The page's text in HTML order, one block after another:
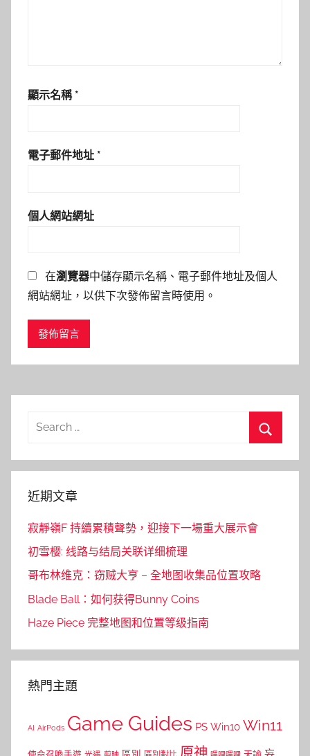
顯示名稱 *
電子郵件地址 *
個人網站網址
在瀏覽器中儲存顯示名稱、電子郵件地址及個人
網站網址，以供下次發佈留言時使用。
Search
近期文章
寂靜嶺F 持續累積聲勢，迎接下一場重大展示會
初雪樱: 线路与结局关联详细梳理
哥布林维克：窃贼大亨 – 全地图收集品位置攻略
Blade Ball：如何获得Bunny Coins
Haze Piece 完整地图和位置等级指南
熱門主題
AI AirPods Game Guides PS Win10 Win11
原神